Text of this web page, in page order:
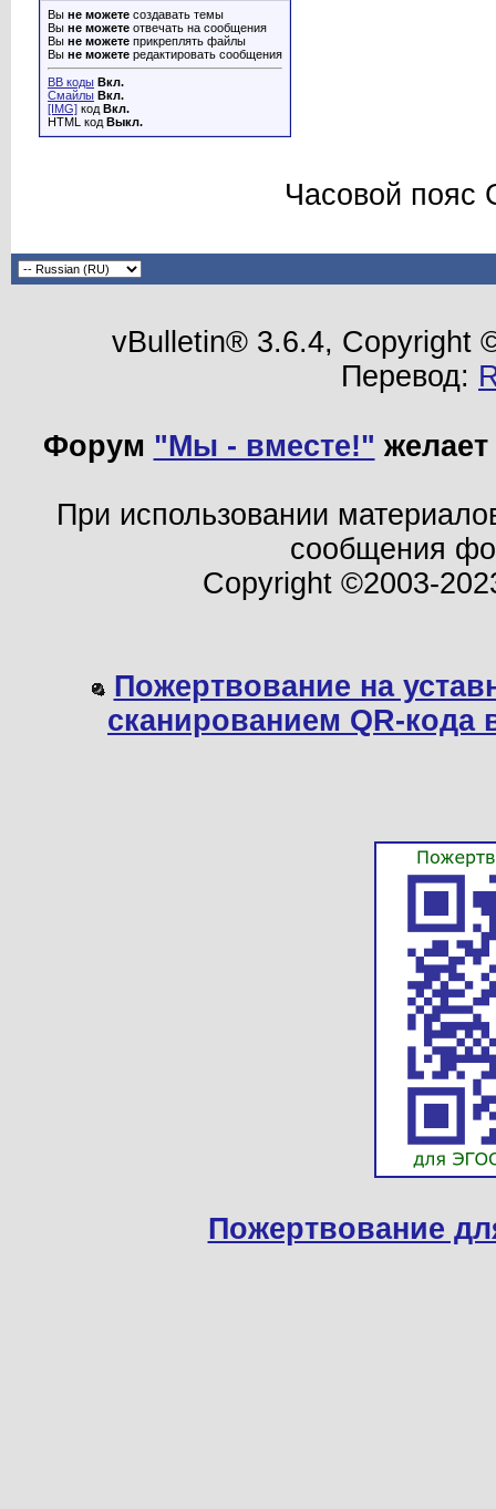
Вы не можете создавать темы
Вы не можете отвечать на сообщения
Вы не можете прикреплять файлы
Вы не можете редактировать сообщения
BB коды Вкл.
Смайлы Вкл.
[IMG] код Вкл.
HTML код Выкл.
Часовой пояс
vBulletin® 3.6.4, Copyright
Перевод:
Форум "Мы - вместе!"
При использовании
сообщения
Copyright ©2003-
Пожертвование на
сканированием QR-
Пожертвование